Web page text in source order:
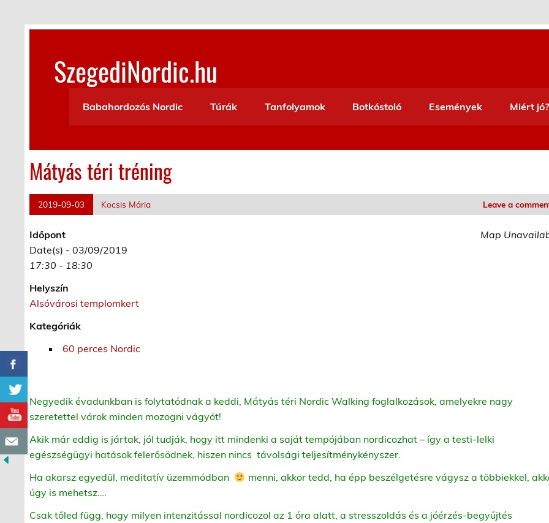
content
SzegediNordic.hu
Babahordozós Nordic
Túrák Tanfolyamok Botkóstoló Események Miért jó?
Mátyás téri tréning
2019-09-03 Kocsis Mária Leave a
Map
Időpont
Date(s) - 03/09/2019
17:30 - 18:30
Helyszín
Alsóvárosi templomkert
Kategóriák
60 perces Nordic
Negyedik évadunkban is folytatódnak a keddi, Mátyás téri Nordic Walking foglalkozások, amelyekre nagy
szeretettel várok minden mozogni vágyót!
Akik már eddig is jártak, jól tudják, hogy itt mindenki a saját tempójában nordicozhat – így a testi-lelki
egészségügyi hatások felerősödnek, hiszen nincs távolsági teljesítménykényszer.
Ha akarsz egyedül, meditatív üzemmódban
menni, akkor tedd, ha épp beszélgetésre vágysz a többiekkel,
úgy is mehetsz….
Csak tőled függ, hogy milyen intenzitással nordicozol az 1 óra alatt, a stresszoldás és a jóérzés-begyűjtés